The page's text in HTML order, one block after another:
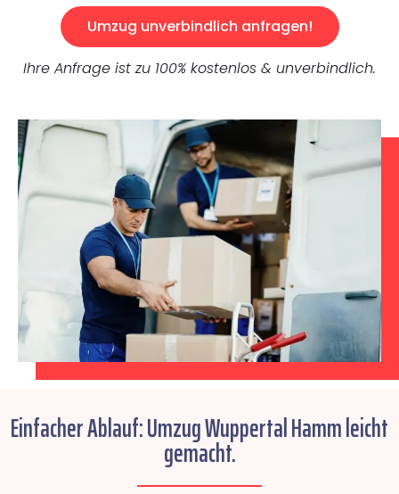
Umzug unverbindlich anfragen!
Ihre Anfrage ist zu 100% kostenlos & unverbindlich.
Einfacher Ablauf: Umzug Wuppertal Hamm leicht
gemacht.